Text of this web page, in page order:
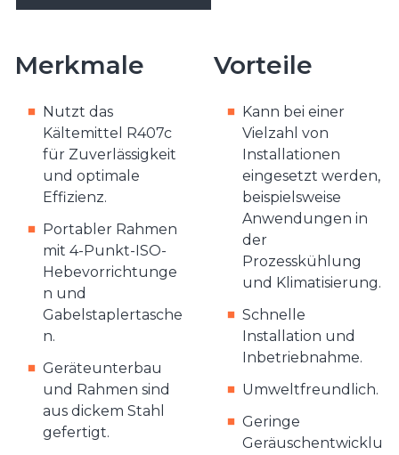
Merkmale
Nutzt das
Kältemittel R407c
für Zuverlässigkeit
und optimale
Effizienz.
Portabler Rahmen
mit 4-Punkt-ISO-
Hebevorrichtunge
n und
Gabelstaplertasche
n.
Geräteunterbau
und Rahmen sind
aus dickem Stahl
gefertigt.
Vorteile
Kann bei einer
Vielzahl von
Installationen
eingesetzt werden,
beispielsweise
Anwendungen in
der
Prozesskühlung
und Klimatisierung.
Schnelle
Installation und
Inbetriebnahme.
Umweltfreundlich.
Geringe
Geräuschentwicklu